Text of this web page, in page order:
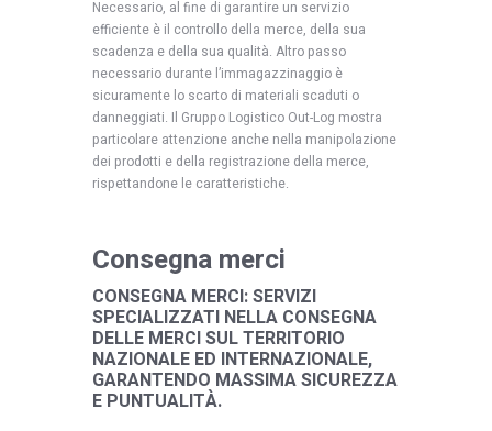
Necessario, al fine di garantire un servizio
efficiente è il controllo della merce, della sua
scadenza e della sua qualità. Altro passo
necessario durante l’immagazzinaggio è
sicuramente lo scarto di materiali scaduti o
danneggiati. Il Gruppo Logistico Out-Log mostra
particolare attenzione anche nella manipolazione
dei prodotti e della registrazione della merce,
rispettandone le caratteristiche.
Consegna merci
CONSEGNA MERCI: SERVIZI
SPECIALIZZATI NELLA CONSEGNA
DELLE MERCI SUL TERRITORIO
NAZIONALE ED INTERNAZIONALE,
GARANTENDO MASSIMA SICUREZZA
E PUNTUALITÀ.